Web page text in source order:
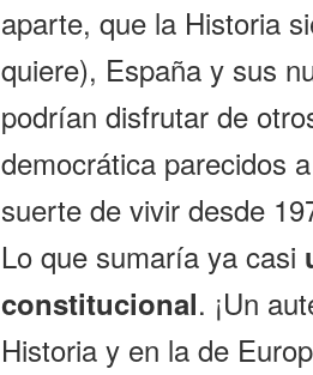
aparte, que la Historia
quiere), España y sus
podrían disfrutar de
democrática parecidos
suerte de vivir desde
Lo que sumaría ya casi
constitucional. ¡Un
Historia y en la de